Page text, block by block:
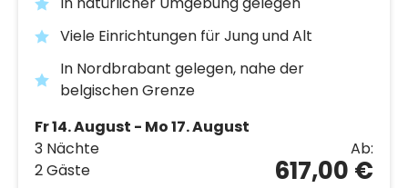
Viele Einrichtungen für Jung und Alt
In Nordbrabant gelegen, nahe der
belgischen Grenze
Fr 14. August - Mo 17. August
3 Nächte
2 Gäste
Ab:
617,00 €